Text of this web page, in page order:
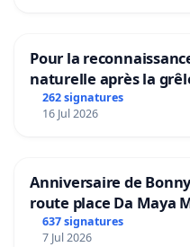
Pour la
naturelle après la
Aubenas et ses
262 signatures
16 Jul 2026
Anniversaire de
route place Da Maya
637 signatures
7 Jul 2026